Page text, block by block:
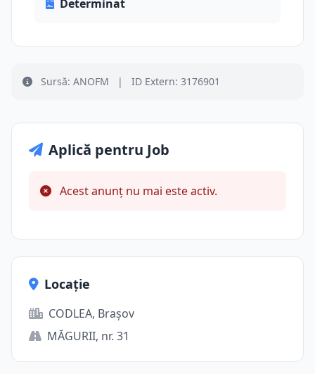
Determinat
Sursă: ANOFM | ID Extern: 3176901
Aplică pentru Job
Acest anunț nu mai este activ.
Locație
CODLEA, Brașov
MĂGURII, nr. 31